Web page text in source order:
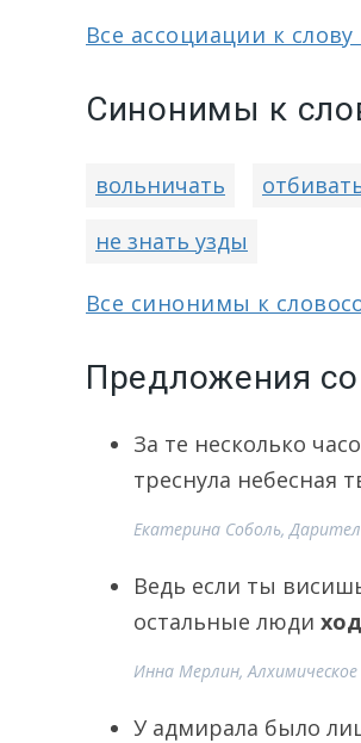
Все ассоциации к
Синонимы к
вольничать
не знать узды
Все синонимы к
Предложения
За те несколько
треснула небесная
Екатерина Соболь,
Ведь если ты
остальные люди
Инна Мерлин,
У адмирала было